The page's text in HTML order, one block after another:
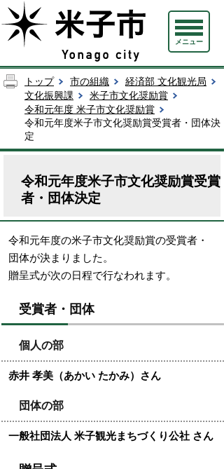
メニュー
トップ 市の組織
経済部 文化観光局
文化振興課
米子市文化奨励賞
令和元年度 米子市文化奨励賞
令和元年度米子市文化奨励賞受賞者・団体決
定
令和元年度米子市文化奨励賞受賞
者・団体決定
令和元年度の米子市文化奨励賞の受賞者・
団体が決まりました。
贈呈式が次の日程で行なわれます。
受賞者・団体
個人の部
赤井 孝美（あかい たかみ）さん
団体の部
一般社団法人 米子観光まちづくり公社 さん